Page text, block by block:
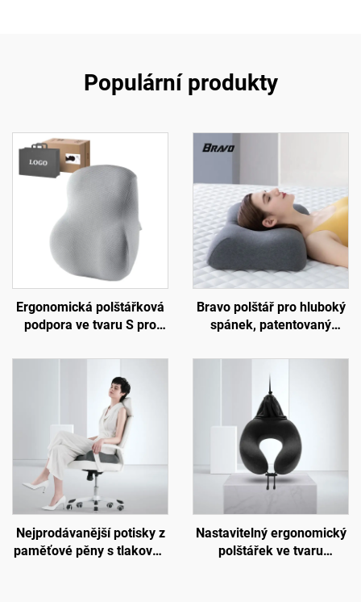
Populární produkty
Ergonomická polštářková
podpora ve tvaru S pro
židli do kanceláře,
podložka B7
Bravo polštář pro hluboký
spánek, patentovaný
design pro spáče na boku,
ortopedický krční polštář z
paměťové pěny, polštář H8
Nejprodávanější potisky z
paměťové pěny s tlakovou
Nastavitelný ergonomický
polštářek ve tvaru